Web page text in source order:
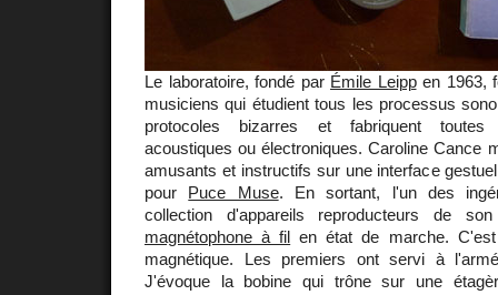
Le laboratoire, fondé par Émile Leippen 1963,
musiciens qui étudient tous les processus
protocoles bizarres et fabriquent toutes
acoustiques ou électroniques. Caroline Cance
amusants et instructifs sur une interface
pour Puce Muse. En sortant, l'un des
collection d'appareils reproducteurs de
magnétophone à fil en état de marche.
magnétique. Les premiers ont servi à
J'évoque la bobine qui trône sur une